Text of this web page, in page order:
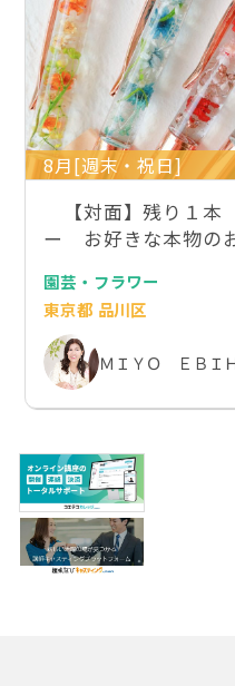
8月[週末・祝日]
【対面】残り１本
ー お好きな本物の
園芸・フラワー
東京都 品川区
ＭＩＹＯ ＥＢＩ